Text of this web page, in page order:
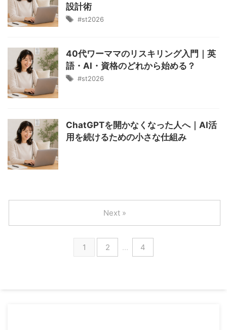
設計術
#st2026
40代ワーママのリスキリング入門｜英
語・AI・資格のどれから始める？
#st2026
ChatGPTを開かなくなった人へ｜AI活
用を続けるための小さな仕組み
1 2 … 4
Next »